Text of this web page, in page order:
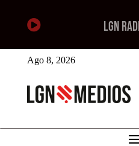
 LGN
Ago 8, 2026